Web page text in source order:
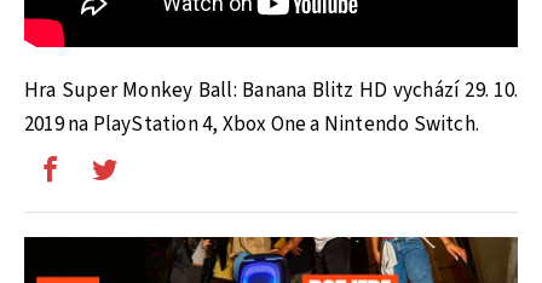
Hra Super Monkey Ball: Banana Blitz HD vychází 29. 10.
2019 na PlayStation 4, Xbox One a Nintendo Switch.